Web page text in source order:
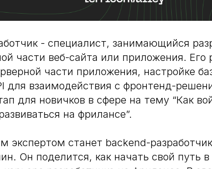
- специалист, занимающийся
части веб-сайта или приложения. Его
части приложения, настройке
для взаимодействия с фронтенд-
для новичков в сфере на тему “Как
на фрилансе”.
экспертом станет backend-
Он поделится, как начать свой путь